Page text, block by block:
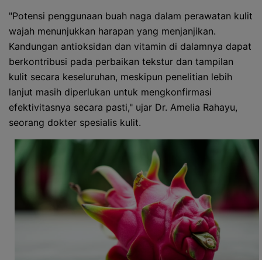
"Potensi penggunaan buah naga dalam perawatan kulit
wajah menunjukkan harapan yang menjanjikan.
Kandungan antioksidan dan vitamin di dalamnya dapat
berkontribusi pada perbaikan tekstur dan tampilan
kulit secara keseluruhan, meskipun penelitian lebih
lanjut masih diperlukan untuk mengkonfirmasi
efektivitasnya secara pasti," ujar Dr. Amelia Rahayu,
seorang dokter spesialis kulit.